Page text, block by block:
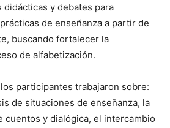
y debates para
de enseñanza a partir de
buscando fortalecer la
de alfabetización.
participantes trabajaron sobre:
de situaciones de enseñanza, la
cuentos y dialógica, el intercambio